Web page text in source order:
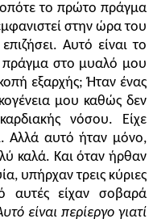
το πρώτο πράγμα
στην ώρα του
Αυτό είναι το
στο μυαλό μου
εξαρχής; Ήταν ένας
α μου καθώς δεν
νόσου. Είχε
. Αλλά αυτό ήταν μόνο,
καλά. Και ότανήρθαν
υπήρχαν τρεις κύριες
αυτέςείχαν σοβαρά
είναι περίεργο γιατί